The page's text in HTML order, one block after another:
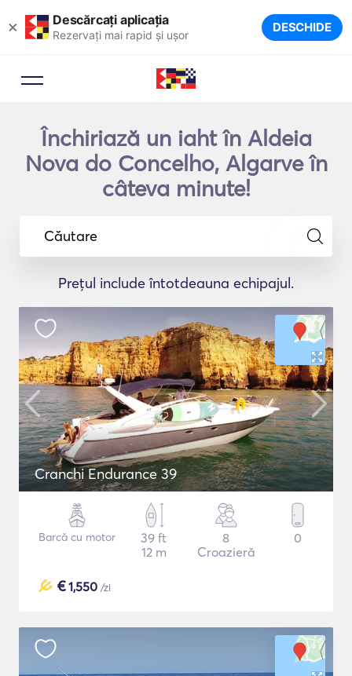
× Descărcați aplicația
Rezervați mai rapid și ușor DESCHIDE
Închiriază un iaht în Aldeia
Nova do Concelho, Algarve în
câteva minute!
Căutare
Prețul include întotdeauna echipajul.
Cranchi Endurance 39
Barcă cu motor
39 ft
12 m
8
Croazieră
0
€1,550 /zi